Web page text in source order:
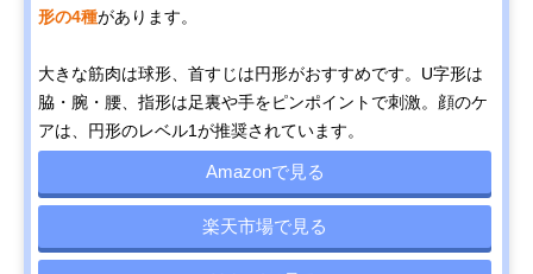
形の4種があります。
大きな筋肉は球形、首すじは円形がおすすめです。U字形は
脇・腕・腰、指形は足裏や手をピンポイントで刺激。顔のケ
アは、円形のレベル1が推奨されています。
Amazonで見る
楽天市場で見る